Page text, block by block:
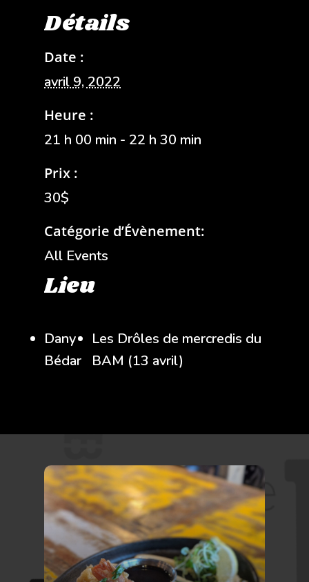
Détails
Date :
avril 9, 2022
Heure :
21 h 00 min - 22 h 30 min
Prix :
30$
Catégorie d’Évènement:
All Events
Lieu
Dany
Bédar
Les Drôles de mercredis du
BAM (13 avril)